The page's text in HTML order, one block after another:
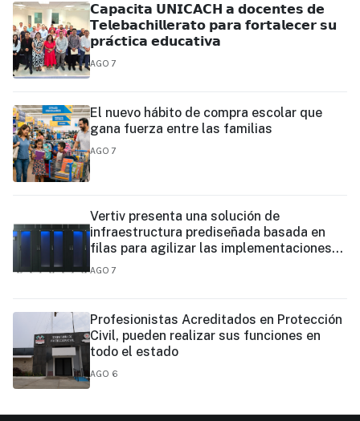
𝗖𝗮𝗽𝗮𝗰𝗶𝘁𝗮 𝗨𝗡𝗜𝗖𝗔𝗖𝗛 𝗮 𝗱𝗼𝗰𝗲𝗻𝘁𝗲𝘀 𝗱𝗲
𝗧𝗲𝗹𝗲𝗯𝗮𝗰𝗵𝗶𝗹𝗹𝗲𝗿𝗮𝘁𝗼 𝗽𝗮𝗿𝗮 𝗳𝗼𝗿𝘁𝗮𝗹𝗲𝗰𝗲𝗿 𝘀𝘂
𝗽𝗿𝗮́𝗰𝘁𝗶𝗰𝗮 𝗲𝗱𝘂𝗰𝗮𝘁𝗶𝘃𝗮
AGO 7
El nuevo hábito de compra escolar que
gana fuerza entre las familias
AGO 7
Vertiv presenta una solución de
infraestructura prediseñada basada en
filas para agilizar las implementaciones
de centros de datos en el borde y de IA en
AGO 7
Profesionistas Acreditados en Protección
Civil, pueden realizar sus funciones en
todo el estado
AGO 6